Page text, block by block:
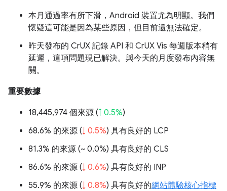
本月通過率有所下滑，Android 裝置尤為明顯。我們
懷疑這可能是因為某些原因，但目前還無法確定。
昨天發布的 CrUX 記錄 API 和 CrUX Vis 每週版本稍有
延遲，這項問題現已解決。與今天的月度發布內容無
關。
重要數據
18,445,974 個來源 (↑ 0.5%)
68.6% 的來源 (↓ 0.5%) 具有良好的 LCP
81.3% 的來源 (~ 0.0%) 具有良好的 CLS
86.6% 的來源 (↓ 0.6%) 具有良好的 INP
55.9% 的來源 (↓ 0.8%) 具有良好的網站體驗核心指標